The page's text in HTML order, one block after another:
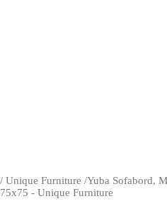
/ Unique Furniture /Yuba Sofabord,
75x75 - Unique Furniture